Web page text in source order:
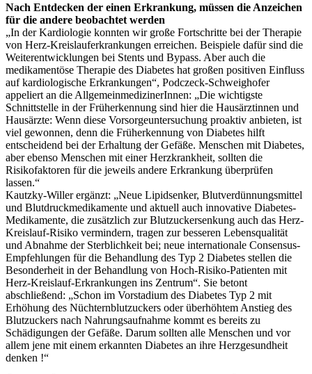
Nach Entdecken der einen Erkrankung, müssen die Anzeichen
für die andere beobachtet werden
„In der Kardiologie konnten wir große Fortschritte bei der Therapie
von Herz-Kreislauferkrankungen erreichen. Beispiele dafür sind die
Weiterentwicklungen bei Stents und Bypass. Aber auch die
medikamentöse Therapie des Diabetes hat großen positiven Einfluss
auf kardiologische Erkrankungen“, Podczeck-Schweighofer
appeliert an die AllgemeinmedizinerInnen: „Die wichtigste
Schnittstelle in der Früherkennung sind hier die Hausärztinnen und
Hausärzte: Wenn diese Vorsorgeuntersuchung proaktiv anbieten, ist
viel gewonnen, denn die Früherkennung von Diabetes hilft
entscheidend bei der Erhaltung der Gefäße. Menschen mit Diabetes,
aber ebenso Menschen mit einer Herzkrankheit, sollten die
Risikofaktoren für die jeweils andere Erkrankung überprüfen
lassen.“
Kautzky-Willer ergänzt: „Neue Lipidsenker, Blutverdünnungsmittel
und Blutdruckmedikamente und aktuell auch innovative Diabetes-
Medikamente, die zusätzlich zur Blutzuckersenkung auch das Herz-
Kreislauf-Risiko vermindern, tragen zur besseren Lebensqualität
und Abnahme der Sterblichkeit bei; neue internationale Consensus-
Empfehlungen für die Behandlung des Typ 2 Diabetes stellen die
Besonderheit in der Behandlung von Hoch-Risiko-Patienten mit
Herz-Kreislauf-Erkrankungen ins Zentrum“. Sie betont
abschließend: „Schon im Vorstadium des Diabetes Typ 2 mit
Erhöhung des Nüchternblutzuckers oder überhöhtem Anstieg des
Blutzuckers nach Nahrungsaufnahme kommt es bereits zu
Schädigungen der Gefäße. Darum sollten alle Menschen und vor
allem jene mit einem erkannten Diabetes an ihre Herzgesundheit
denken !“